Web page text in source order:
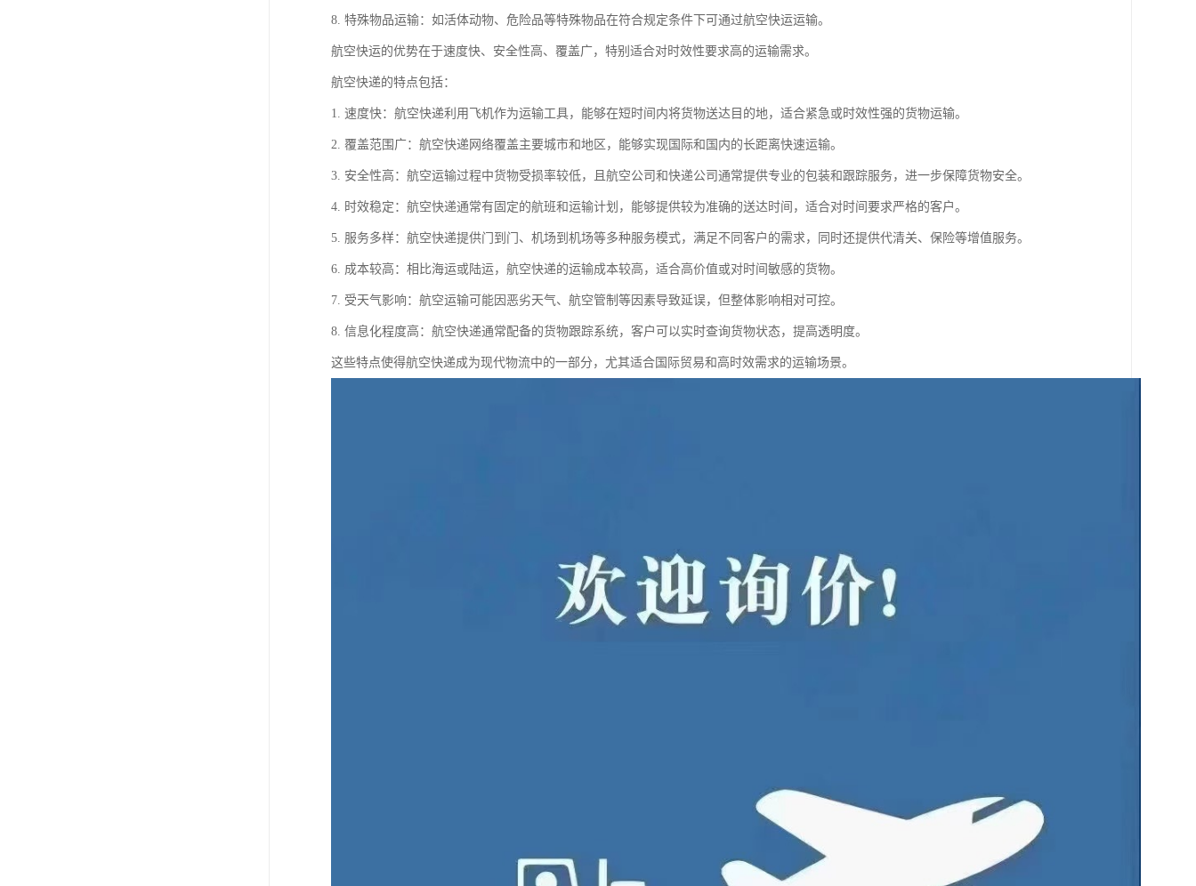
8. 特殊物品运输：如活体动物、危险品等特殊物品在符合规定条件下可通过航空快运运输。
航空快运的优势在于速度快、安全性高、覆盖广，特别适合对时效性要求高的运输需求。
航空快递的特点包括：
1. 速度快：航空快递利用飞机作为运输工具，能够在短时间内将货物送达目的地，适合紧急或时效性强的货物运输。
2. 覆盖范围广：航空快递网络覆盖主要城市和地区，能够实现国际和国内的长距离快速运输。
3. 安全性高：航空运输过程中货物受损率较低，且航空公司和快递公司通常提供专业的包装和跟踪服务，进一步保障货物安全。
4. 时效稳定：航空快递通常有固定的航班和运输计划，能够提供较为准确的送达时间，适合对时间要求严格的客户。
5. 服务多样：航空快递提供门到门、机场到机场等多种服务模式，满足不同客户的需求，同时还提供代清关、保险等增值服务。
6. 成本较高：相比海运或陆运，航空快递的运输成本较高，适合高价值或对时间敏感的货物。
7. 受天气影响：航空运输可能因恶劣天气、航空管制等因素导致延误，但整体影响相对可控。
8. 信息化程度高：航空快递通常配备的货物跟踪系统，客户可以实时查询货物状态，提高透明度。
这些特点使得航空快递成为现代物流中的一部分，尤其适合国际贸易和高时效需求的运输场景。